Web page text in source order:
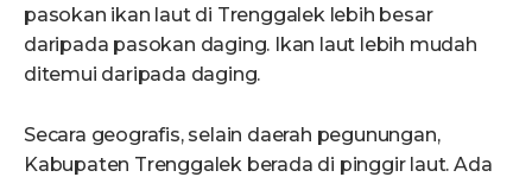
pasokan ikan laut di Trenggalek lebih besar
daripada pasokan daging. Ikan laut lebih mudah
ditemui daripada daging.
Secara geografis, selain daerah pegunungan,
Kabupaten Trenggalek berada di pinggir laut. Ada